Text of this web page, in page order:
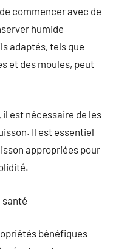
commencer avec de
humide
adaptés, tels que
et des moules, peut
est nécessaire de les
Il est essentiel
appropriées pour
santé
bénéfiques